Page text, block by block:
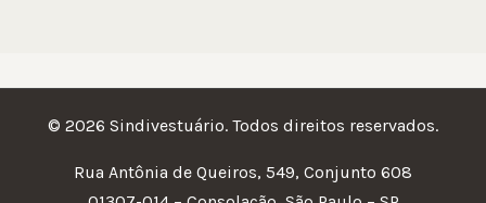
© 2026 Sindivestuário. Todos direitos reservados.
Rua Antônia de Queiros, 549, Conjunto 608